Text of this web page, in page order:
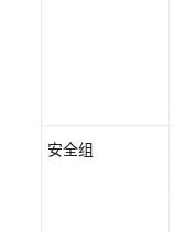
安全组